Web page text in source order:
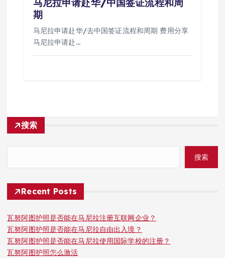
马尼拉申请赴华/中国签证流程和周
期
马尼拉申请赴华/去中国签证流程和周期 费用分享
马尼拉申请赴…
搜索
搜索
Recent Posts
瓦努阿图护照是否能在马尼拉注册互联网企业？
瓦努阿图护照是否能在马尼拉自由出入境？
瓦努阿图护照是否能在马尼拉使用国际学校的注册？
瓦努阿图护照怎么激活